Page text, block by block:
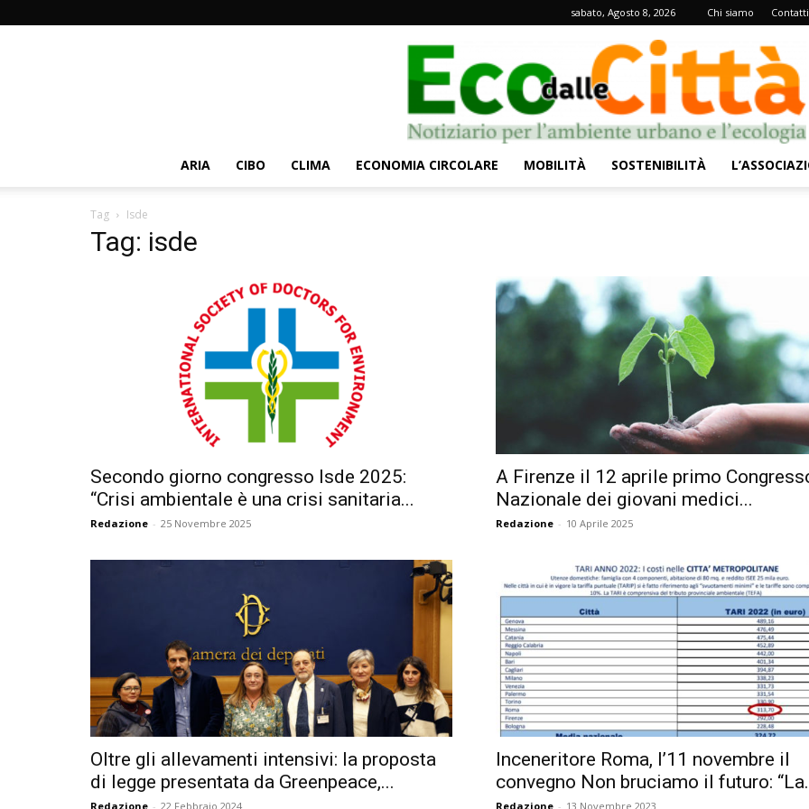
sabato, Agosto 8, 2026 Chi siamo Contatti
dalle
Città
ARIA CIBO CLIMA ECONOMIA CIRCOLARE MOBILITÀ SOSTENIBILITÀ
Tag Isde
Tag: isde
Secondo giorno congresso Isde 2025:
“Crisi ambientale è una crisi sanitaria...
Redazione - 25 Novembre 2025
A Firenze il 12 aprile primo
Nazionale dei giovani medici...
Redazione - 10 Aprile 2025
Oltre gli allevamenti intensivi: la proposta
di legge presentata da Greenpeace,...
Redazione - 22 Febbraio 2024
Inceneritore Roma, l’11 novembre il
convegno Non bruciamo il futuro:
Redazione - 13 Novembre 2023